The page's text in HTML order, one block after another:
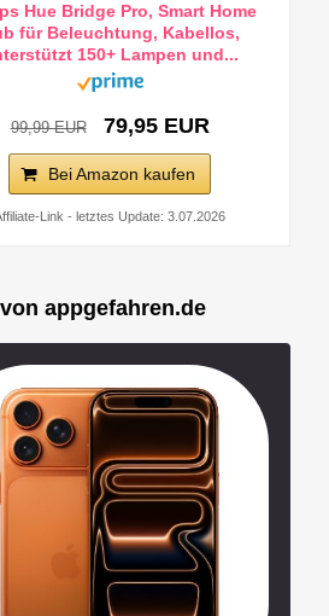
Hue Bridge Pro, Smart Home
für Beleuchtung, Kabellos,
150+ Lampen und...
99,99 EUR 79,95 EUR
Bei Amazon kaufen
Link - letztes Update: 3.07.2026
appgefahren.de